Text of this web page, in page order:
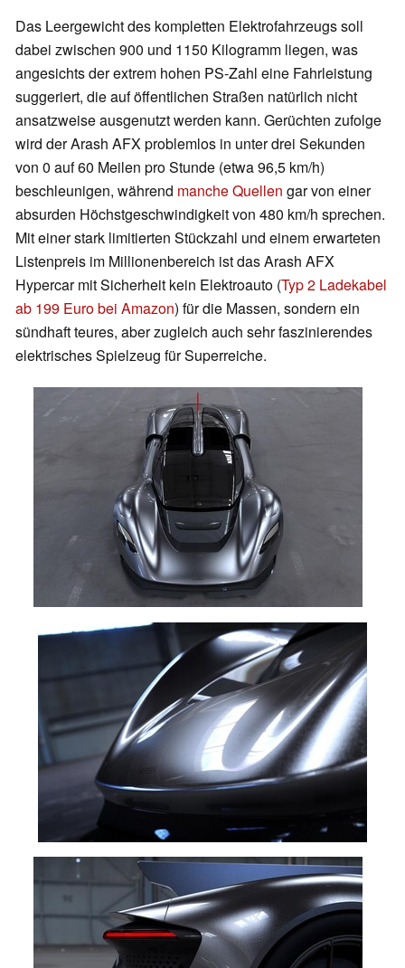
Das Leergewicht des kompletten Elektrofahrzeugs soll
dabei zwischen 900 und 1150 Kilogramm liegen, was
angesichts der extrem hohen PS-Zahl eine Fahrleistung
suggeriert, die auf öffentlichen Straßen natürlich nicht
ansatzweise ausgenutzt werden kann. Gerüchten zufolge
wird der Arash AFX problemlos in unter drei Sekunden
von 0 auf 60 Meilen pro Stunde (etwa 96,5 km/h)
beschleunigen, während manche Quellen gar von einer
absurden Höchstgeschwindigkeit von 480 km/h sprechen.
Mit einer stark limitierten Stückzahl und einem erwarteten
Listenpreis im Millionenbereich ist das Arash AFX
Hypercar mit Sicherheit kein Elektroauto (Typ 2 Ladekabel
ab 199 Euro bei Amazon) für die Massen, sondern ein
sündhaft teures, aber zugleich auch sehr faszinierendes
elektrisches Spielzeug für Superreiche.